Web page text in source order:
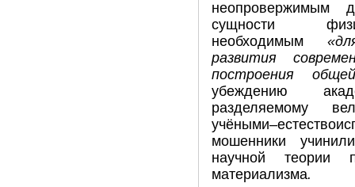
неопровержимым
сущности
необходимым
развития
построения
убеждению
разделяемому
мошенники
научной теории
материализма.